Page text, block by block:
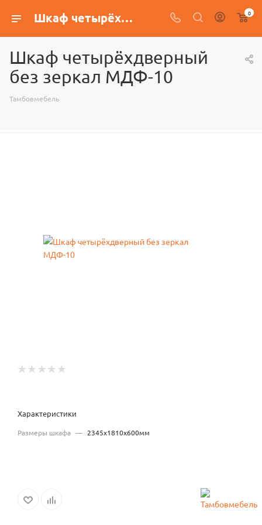
Шкаф четырёхдверный без зеркал МДФ-10 0
Шкаф четырёхдверный
без зеркал МДФ-10
Тамбовмебель
Характеристики
Размеры шкафа — 2345x1810x600мм